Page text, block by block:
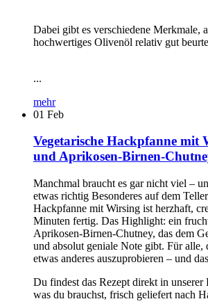
Dabei gibt es verschiedene Merkmale,
hochwertiges Olivenöl relativ gut
...
mehr
01 Feb
Vegetarische Hackpfanne mit
und Aprikosen-Birnen-
Manchmal braucht es gar nicht viel –
etwas richtig Besonderes auf dem
Hackpfanne mit Wirsing ist herzhaft,
Minuten fertig. Das Highlight: ein
Aprikosen-Birnen-Chutney, das dem
und absolut geniale Note gibt. Für alle,
etwas anderes auszuprobieren – und
Du findest das Rezept direkt in
was du brauchst, frisch geliefert nach